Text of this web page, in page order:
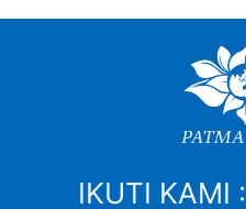
IKUTI KAMI :